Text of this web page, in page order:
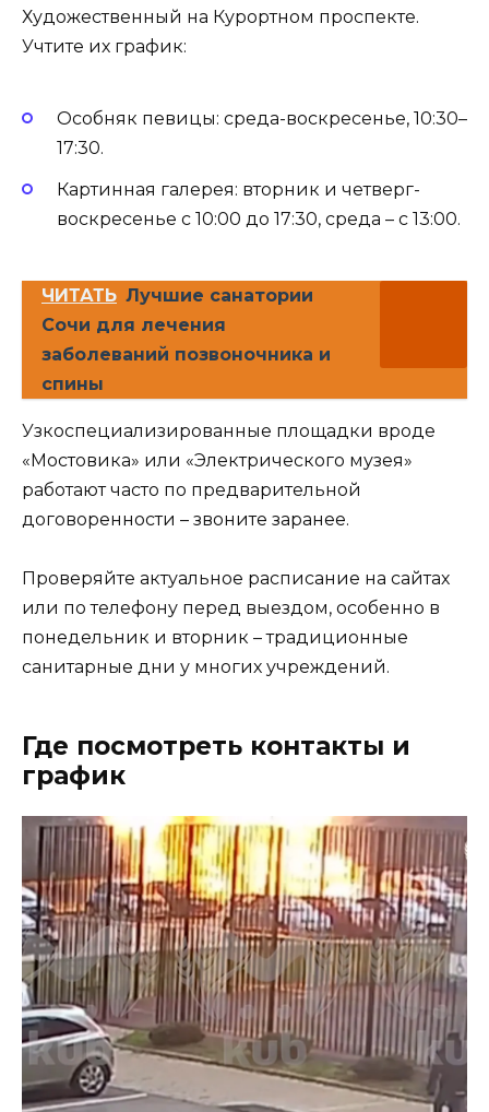
Художественный на Курортном проспекте.
Учтите их график:
Особняк певицы: среда-воскресенье, 10:30–
17:30.
Картинная галерея: вторник и четверг-
воскресенье с 10:00 до 17:30, среда – с 13:00.
ЧИТАТЬ Лучшие санатории
Сочи для лечения
заболеваний позвоночника и
спины
Узкоспециализированные площадки вроде
«Мостовика» или «Электрического музея»
работают часто по предварительной
договоренности – звоните заранее.
Проверяйте актуальное расписание на сайтах
или по телефону перед выездом, особенно в
понедельник и вторник – традиционные
санитарные дни у многих учреждений.
Где посмотреть контакты и
график